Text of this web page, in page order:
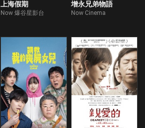
上海假期
Now 爆谷星影台
增永兄弟物語
Now Cinema